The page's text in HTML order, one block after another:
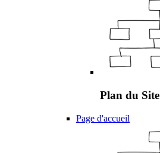
Plan du Site
Page d'accueil